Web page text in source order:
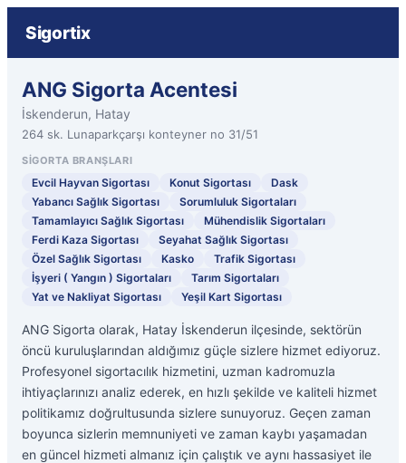
Sigortix
ANG Sigorta Acentesi
İskenderun, Hatay
264 sk. Lunaparkçarşı konteyner no 31/51
SIGORTA BRANŞLARI
Evcil Hayvan Sigortası Konut Sigortası
Dask
Yabancı Sağlık Sigortası
Sorumluluk Sigortaları
Tamamlayıcı Sağlık Sigortası
Mühendislik Sigortaları
Ferdi Kaza Sigortası
Seyahat Sağlık Sigortası
Özel Sağlık Sigortası
Kasko
Trafik Sigortası
İşyeri ( Yangın ) Sigortaları
Tarım Sigortaları
Yat ve Nakliyat Sigortası
Yeşil Kart Sigortası
ANG Sigorta olarak, Hatay İskenderun ilçesinde, sektörün
öncü kuruluşlarından aldığımız güçle sizlere hizmet ediyoruz.
Profesyonel sigortacılık hizmetini, uzman kadromuzla
ihtiyaçlarınızı analiz ederek, en hızlı şekilde ve kaliteli hizmet
politikamız doğrultusunda sizlere sunuyoruz. Geçen zaman
boyunca sizlerin memnuniyeti ve zaman kaybı yaşamadan
en güncel hizmeti almanız için çalıştık ve aynı hassasiyet ile